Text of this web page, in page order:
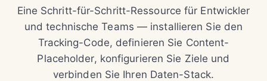
Eine Schritt-für-Schritt-Ressource für Entwickler
und technische Teams — installieren Sie den
Tracking-Code, definieren Sie Content-
Placeholder, konfigurieren Sie Ziele und
verbinden Sie Ihren Daten-Stack.